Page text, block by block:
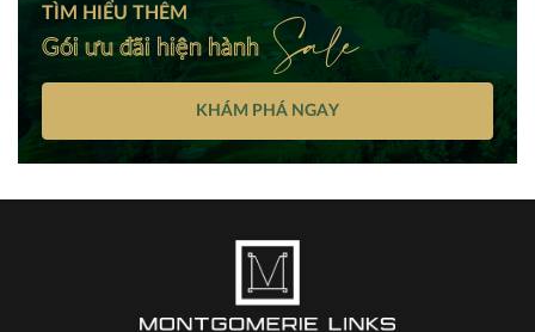
TÌM HIỂU THÊM
Gói ưu đãi hiện hành Sale
KHÁM PHÁ NGAY